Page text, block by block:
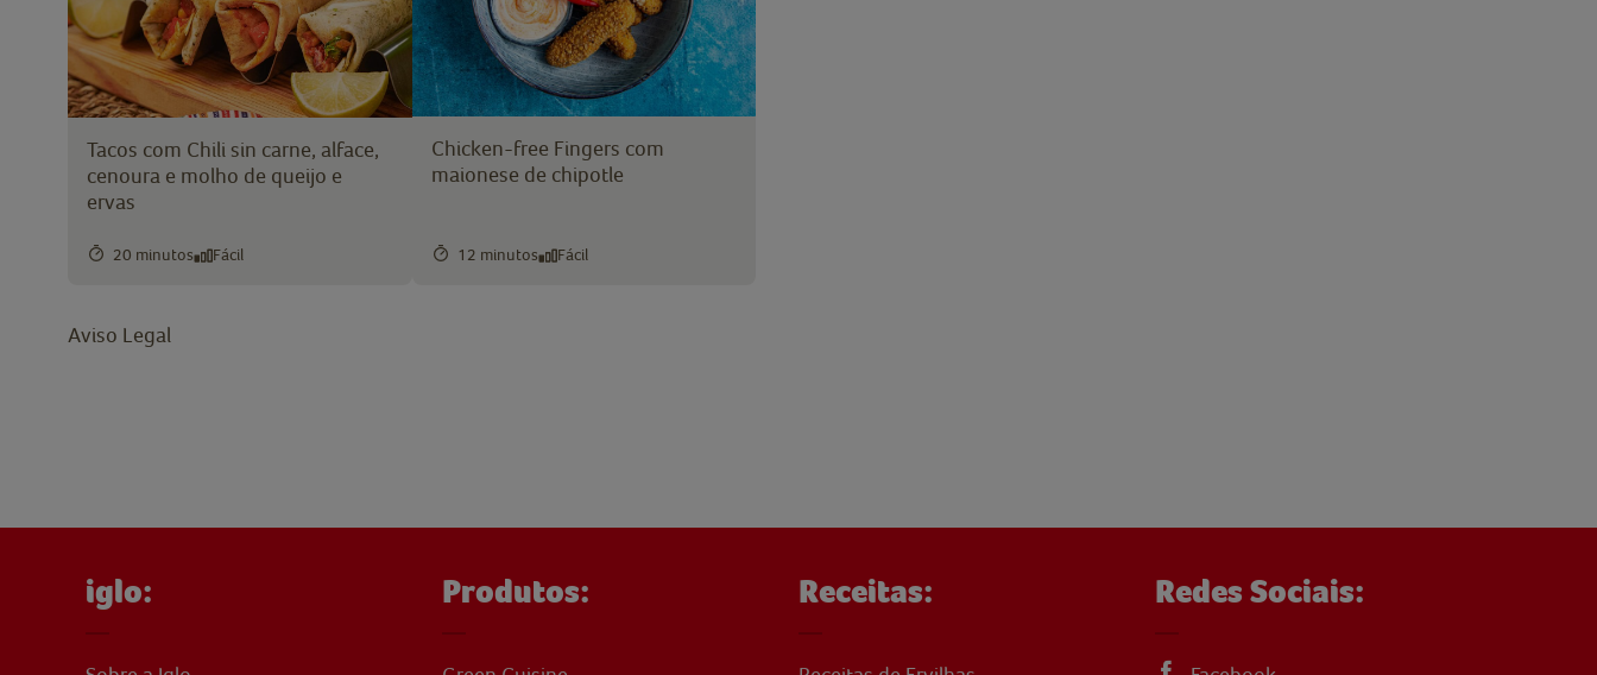
Tacos com Chili sin carne, alface,
cenoura e molho de queijo e
ervas
20 minutos Fácil
Chicken-free Fingers com
maionese de chipotle
12 minutos Fácil
Aviso Legal
iglo: Produtos: Receitas: Redes Sociais: